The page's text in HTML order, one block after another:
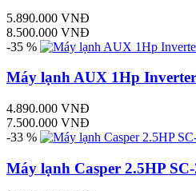
5.890.000 VNĐ
8.500.000 VNĐ
-35 %
Máy lạnh AUX 1Hp
4.890.000 VNĐ
7.500.000 VNĐ
-33 %
Máy lạnh Casper 2.5HP